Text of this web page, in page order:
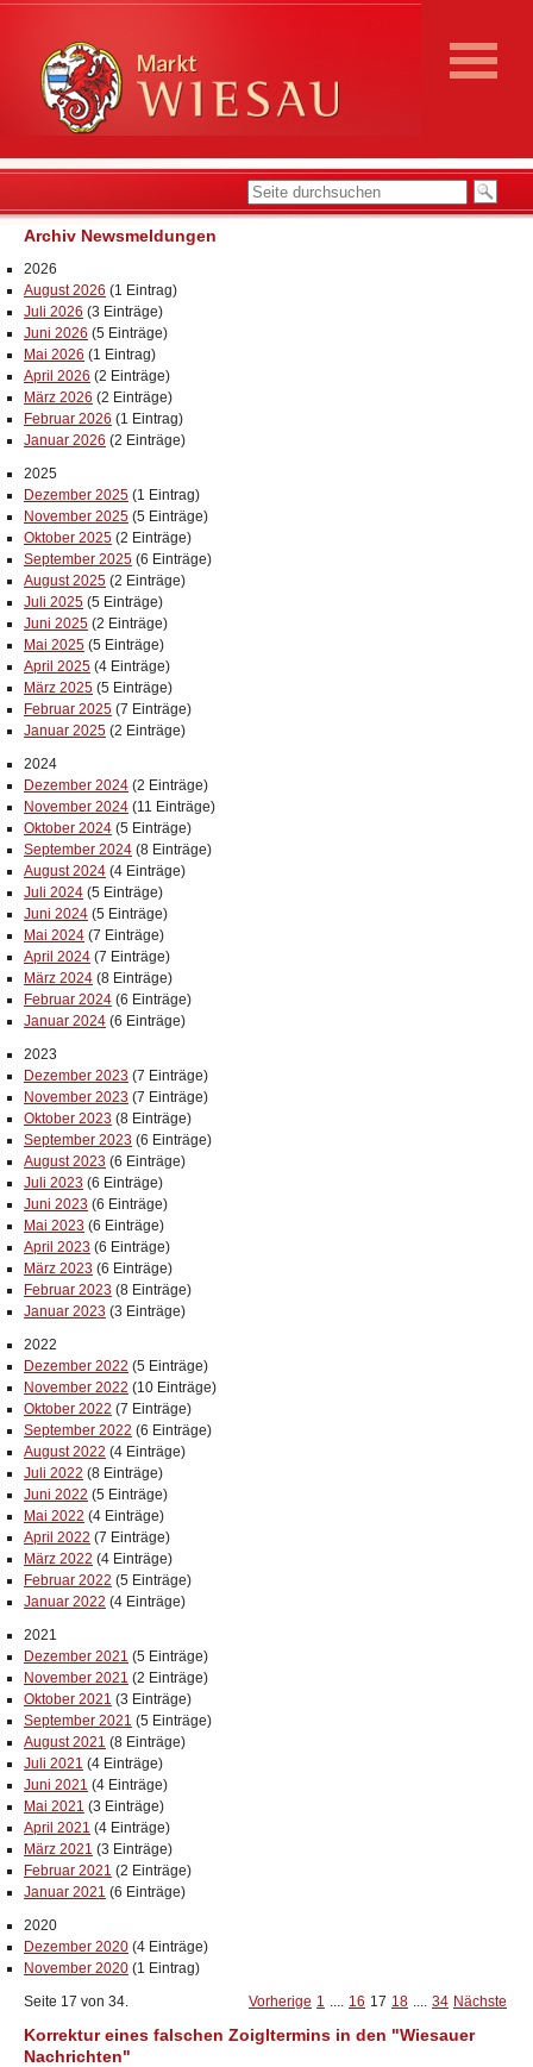
Archiv Newsmeldungen
2026
August 2026 (1 Eintrag)
Juli 2026 (3 Einträge)
Juni 2026 (5 Einträge)
Mai 2026 (1 Eintrag)
April 2026 (2 Einträge)
März 2026 (2 Einträge)
Februar 2026 (1 Eintrag)
Januar 2026 (2 Einträge)
2025
Dezember 2025 (1 Eintrag)
November 2025 (5 Einträge)
Oktober 2025 (2 Einträge)
September 2025 (6 Einträge)
August 2025 (2 Einträge)
Juli 2025 (5 Einträge)
Juni 2025 (2 Einträge)
Mai 2025 (5 Einträge)
April 2025 (4 Einträge)
März 2025 (5 Einträge)
Februar 2025 (7 Einträge)
Januar 2025 (2 Einträge)
2024
Dezember 2024 (2 Einträge)
November 2024 (11 Einträge)
Oktober 2024 (5 Einträge)
September 2024 (8 Einträge)
August 2024 (4 Einträge)
Juli 2024 (5 Einträge)
Juni 2024 (5 Einträge)
Mai 2024 (7 Einträge)
April 2024 (7 Einträge)
März 2024 (8 Einträge)
Februar 2024 (6 Einträge)
Januar 2024 (6 Einträge)
2023
Dezember 2023 (7 Einträge)
November 2023 (7 Einträge)
Oktober 2023 (8 Einträge)
September 2023 (6 Einträge)
August 2023 (6 Einträge)
Juli 2023 (6 Einträge)
Juni 2023 (6 Einträge)
Mai 2023 (6 Einträge)
April 2023 (6 Einträge)
März 2023 (6 Einträge)
Februar 2023 (8 Einträge)
Januar 2023 (3 Einträge)
2022
Dezember 2022 (5 Einträge)
November 2022 (10 Einträge)
Oktober 2022 (7 Einträge)
September 2022 (6 Einträge)
August 2022 (4 Einträge)
Juli 2022 (8 Einträge)
Juni 2022 (5 Einträge)
Mai 2022 (4 Einträge)
April 2022 (7 Einträge)
März 2022 (4 Einträge)
Februar 2022 (5 Einträge)
Januar 2022 (4 Einträge)
2021
Dezember 2021 (5 Einträge)
November 2021 (2 Einträge)
Oktober 2021 (3 Einträge)
September 2021 (5 Einträge)
August 2021 (8 Einträge)
Juli 2021 (4 Einträge)
Juni 2021 (4 Einträge)
Mai 2021 (3 Einträge)
April 2021 (4 Einträge)
März 2021 (3 Einträge)
Februar 2021 (2 Einträge)
Januar 2021 (6 Einträge)
2020
Dezember 2020 (4 Einträge)
November 2020 (1 Eintrag)
Seite 17 von 34.
Vorherige 1 .... 16 17 18 .... 34 Nächste
Korrektur eines falschen Zoigltermins in den "Wiesauer
Nachrichten"